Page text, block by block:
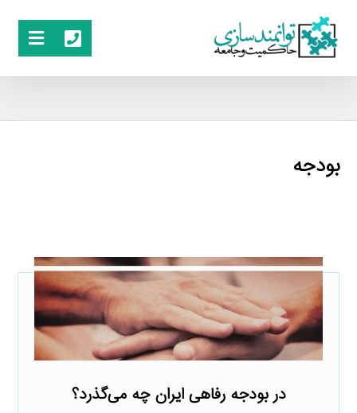
بودجه
در بودجه رفاهی ایران چه می‌گذرد؟